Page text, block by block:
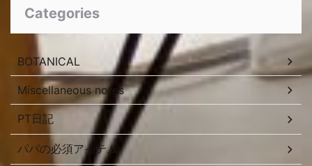
Categories
BOTANICAL
Miscellaneous notes
PT日記
パパの必須アイテム